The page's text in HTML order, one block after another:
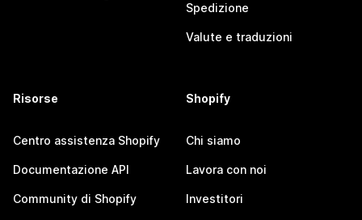
Spedizione
Valute e traduzioni
Risorse
Centro assistenza Shopify
Documentazione API
Community di Shopify
Shopify
Chi siamo
Lavora con noi
Investitori